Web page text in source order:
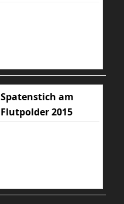
Spatenstich am
Flutpolder 2015